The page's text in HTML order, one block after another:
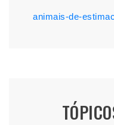
animais-de-